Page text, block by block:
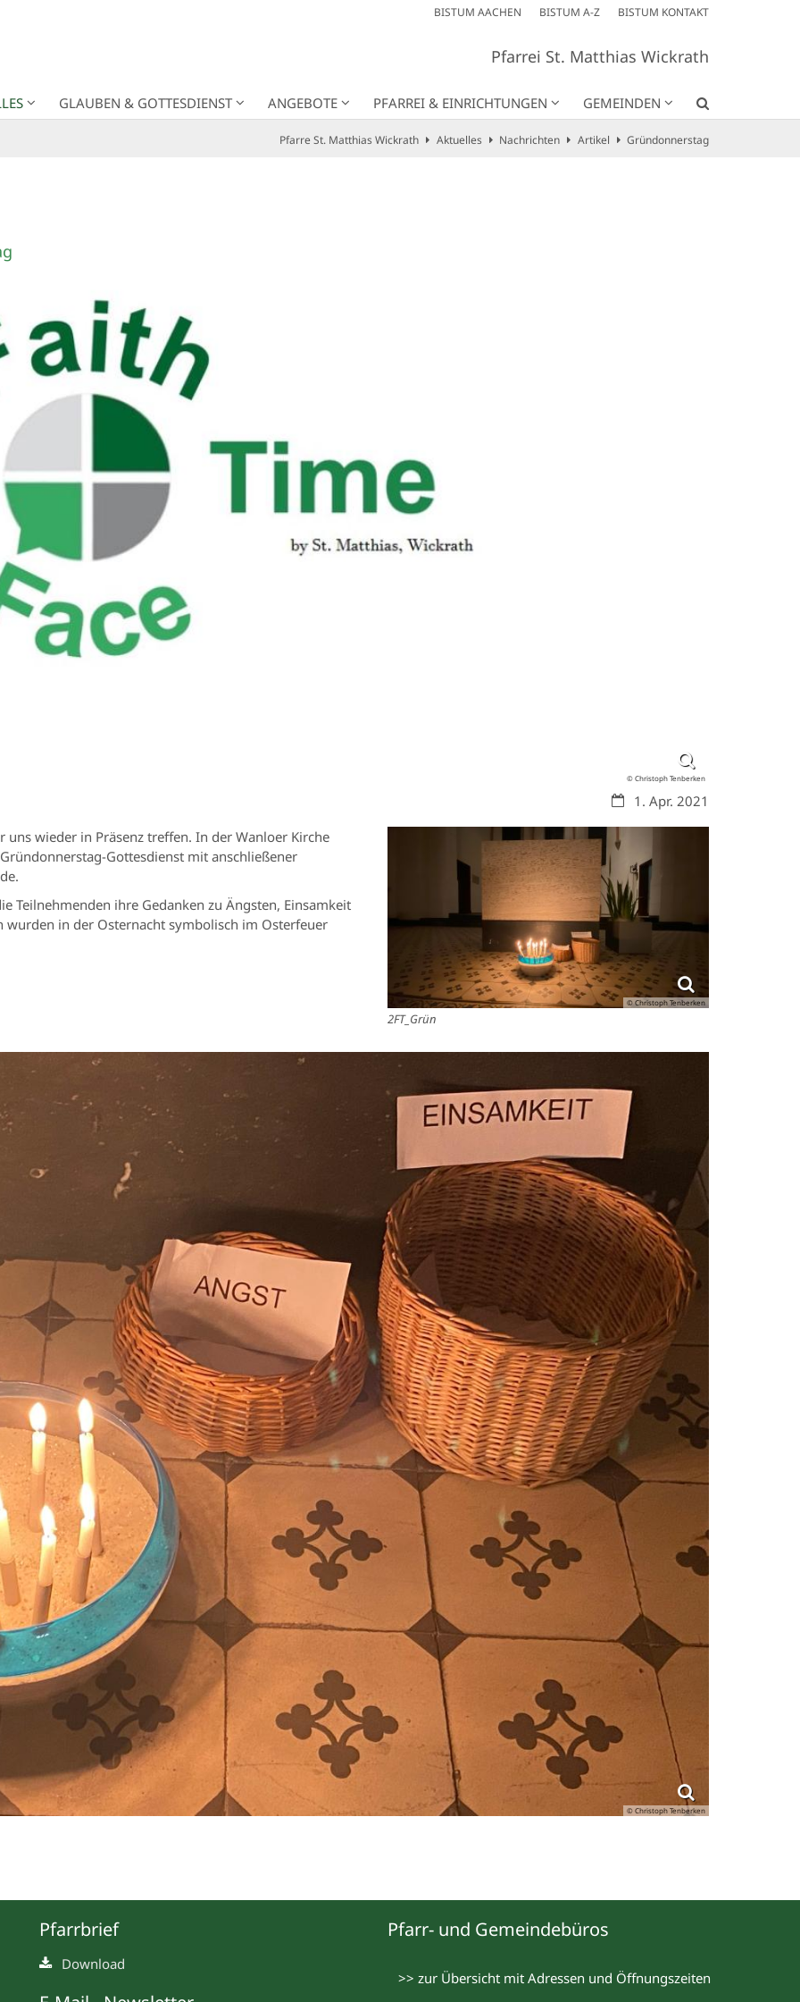
BISTUM AACHEN BISTUM A-Z BISTUM KONTAKT
Pfarrei St. Matthias Wickrath
GLAUBEN & GOTTESDIENST ANGEBOTE PFARREI & EINRICHTUNGEN GEMEINDEN
Pfarre St. Matthias Wickrath Aktuelles Nachrichten Artikel Gründonnerstag
© Christoph Tenberken
Datum:1. Apr. 2021
© Christoph Tenberken
2FT_Grün
wieder in Präsenz treffen. In der Wanloer Kirche
Gottesdienst mit anschließener
Teilnehmenden ihre Gedanken zu Ängsten, Einsamkeit
in der Osternacht symbolisch im Osterfeuer
© Christoph Tenberken
Pfarrbrief
Download
Pfarr- und Gemeindebüros
>> zur Übersicht mit Adressen und Öffnungszeiten